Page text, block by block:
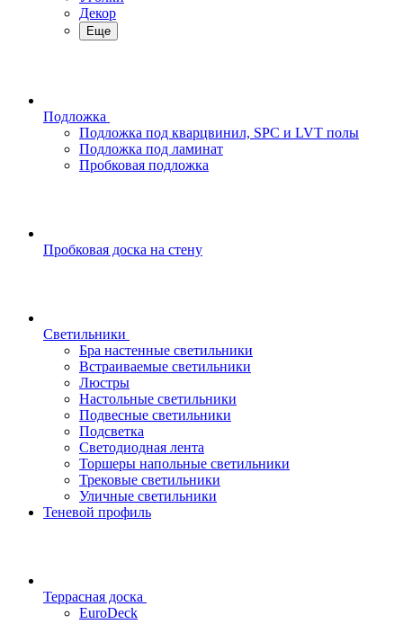
Декор
Еще
Подложка
Подложка под кварцвинил, SPC и LVT полы
Подложка под ламинат
Пробковая подложка
Пробковая доска на стену
Светильники
Бра настенные светильники
Встраиваемые светильники
Люстры
Настольные светильники
Подвесные светильники
Подсветка
Светодиодная лента
Торшеры напольные светильники
Трековые светильники
Уличные светильники
Теневой профиль
Террасная доска
EuroDeck